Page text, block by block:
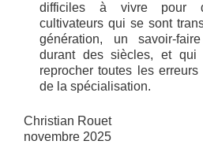
difficiles à vivre pour
cultivateurs qui se sont
génération, un savoir-
durant des siècles, et qui
reprocher toutes les
de la spécialisation.
Christian Rouet
novembre 2025